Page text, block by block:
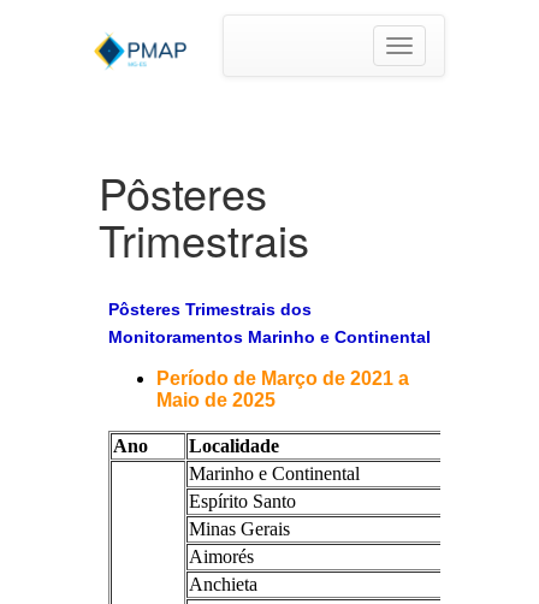
Toggle
navigation
Pôsteres
Trimestrais